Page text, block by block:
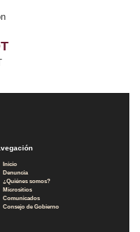
Inicio
Denuncia
¿Quiénes somos?
Micrositios
Comunicados
Consejo de Gobierno